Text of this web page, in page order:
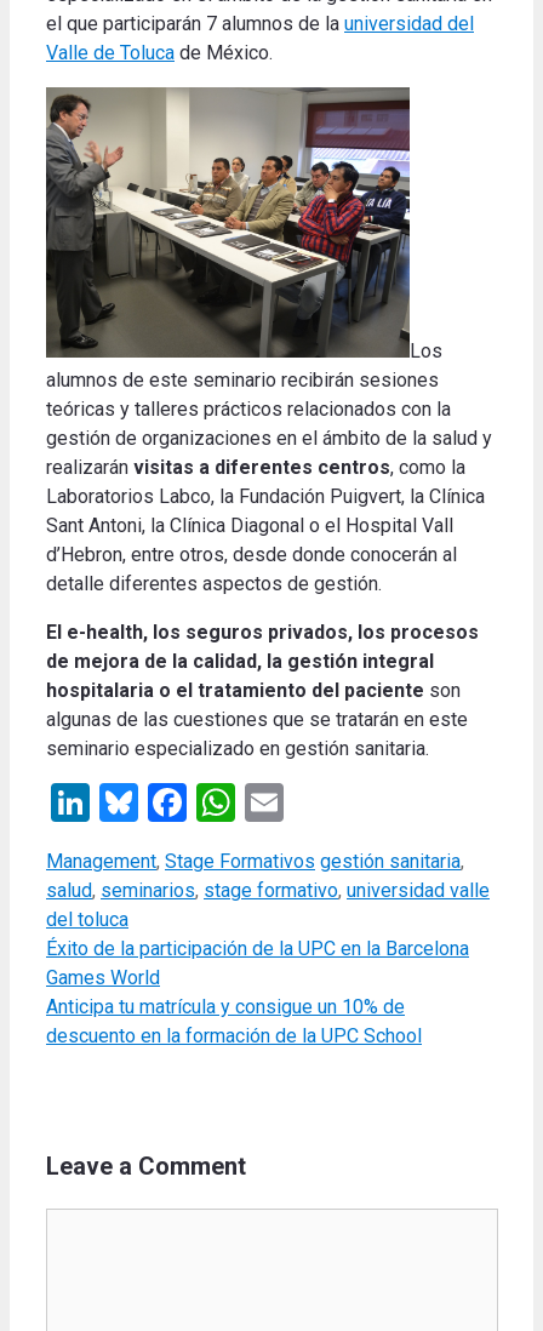
el que participarán 7 alumnos de la universidad del
Valle de Toluca de México.
Los
alumnos de este seminario recibirán sesiones
teóricas y talleres prácticos relacionados con la
gestión de organizaciones en el ámbito de la salud y
realizarán visitas a diferentes centros, como la
Laboratorios Labco, la Fundación Puigvert, la Clínica
Sant Antoni, la Clínica Diagonal o el Hospital Vall
d’Hebron, entre otros, desde donde conocerán al
detalle diferentes aspectos de gestión.
El e-health, los seguros privados, los procesos
de mejora de la calidad, la gestión integral
hospitalaria o el tratamiento del paciente son
algunas de las cuestiones que se tratarán en este
seminario especializado en gestión sanitaria.
LinkedIn
Bluesky
Facebook
WhatsApp
Categories
Management, Stage Formativos Tags
gestión sanitaria,
salud, seminarios, stage formativo, universidad valle
del toluca
Éxito de la participación de la UPC en la Barcelona
Games World
Anticipa tu matrícula y consigue un 10% de
descuento en la formación de la UPC School
Leave a Comment